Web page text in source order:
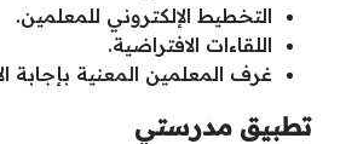
التخطيط الإلكتروني للمعلمين.
اللقاءات الافتراضية.
غرف المعلمين المعنية بإجابة
تطبيق مدرستي